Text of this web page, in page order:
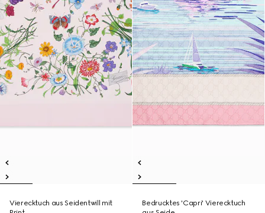
Vierecktuch aus Seidentwill mit
Bedrucktes 'Capri' Vierecktuch